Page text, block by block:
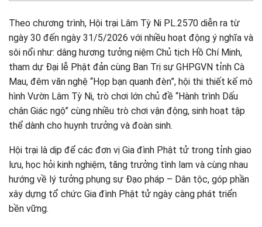
Theo chương trình, Hội trại Lâm Tỳ Ni PL.2570 diễn ra từ
ngày 30 đến ngày 31/5/2026 với nhiều hoạt động ý nghĩa và
sôi nổi như: dâng hương tưởng niệm Chủ tịch Hồ Chí Minh,
tham dự Đại lễ Phật đản cùng Ban Trị sự GHPGVN tỉnh Cà
Mau, đêm văn nghệ “Họp bạn quanh đèn”, hội thi thiết kế mô
hình Vườn Lâm Tỳ Ni, trò chơi lớn chủ đề “Hành trình Dấu
chân Giác ngộ” cùng nhiều trò chơi vận động, sinh hoạt tập
thể dành cho huynh trưởng và đoàn sinh.
Hội trại là dịp để các đơn vị Gia đình Phật tử trong tỉnh giao
lưu, học hỏi kinh nghiệm, tăng trưởng tình lam và cùng nhau
hướng về lý tưởng phụng sự Đạo pháp – Dân tộc, góp phần
xây dựng tổ chức Gia đình Phật tử ngày càng phát triển
bền vững.